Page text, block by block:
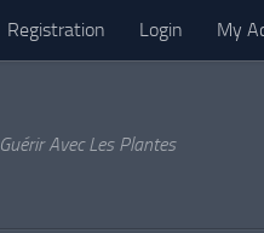
Registration Login My
Guérir Avec Les Plantes